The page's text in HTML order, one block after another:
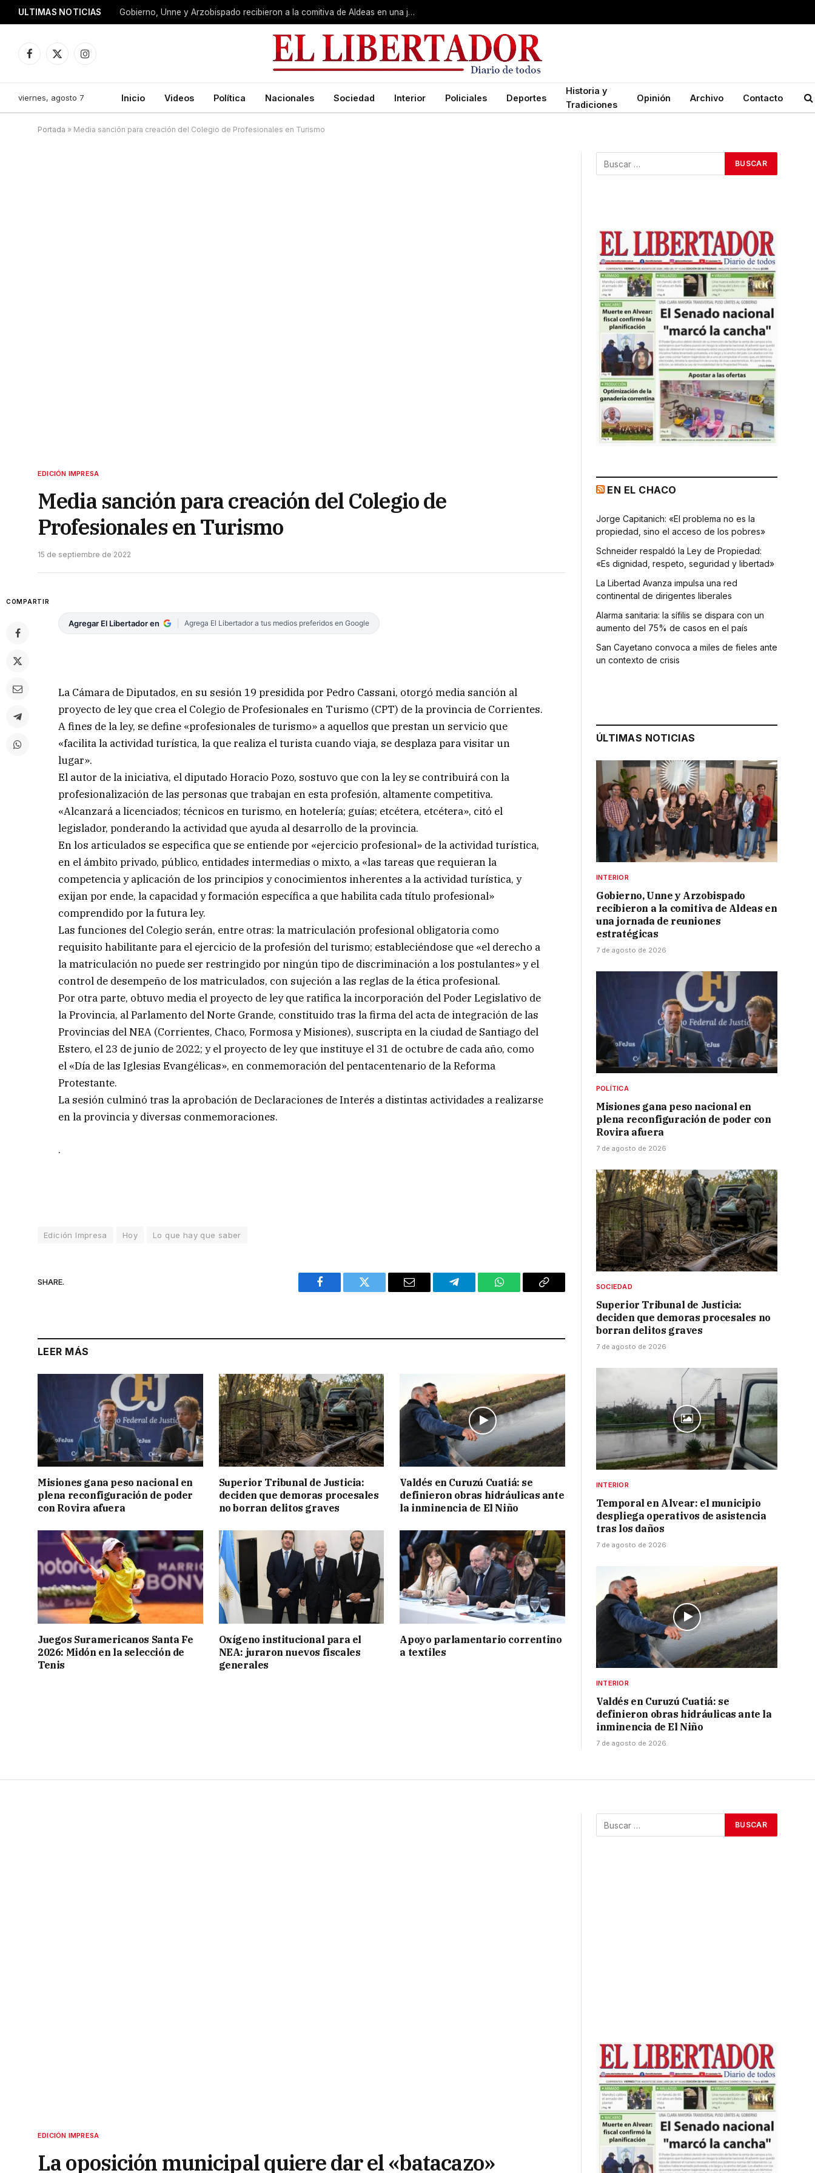
ULTIMAS NOTICIAS Gobierno, Unne y Arzobispado recibieron a la comitiva de Aldeas en una jornada de reuniones estratégicas
Facebook
X
Instagram
viernes, agosto 7 Inicio Videos Política Nacionales Sociedad Interior Policiales Deportes
Historia y
Tradiciones
Opinión Archivo Contacto
Portada » Media sanción para creación del Colegio de Profesionales en Turismo
EDICIÓN IMPRESA
Media sanción para creación del Colegio de
Profesionales en Turismo
15 de septiembre de 2022
COMPARTIR
Agregar El Libertador en Agrega El Libertador a tus medios preferidos en Google
La Cámara de Diputados, en su sesión 19 presidida por Pedro Cassani, otorgó media sanción al
proyecto de ley que crea el Colegio de Profesionales en Turismo (CPT) de la provincia de Corrientes.
A fines de la ley, se define «profesionales de turismo» a aquellos que prestan un servicio que
«facilita la actividad turística, la que realiza el turista cuando viaja, se desplaza para visitar un
lugar».
El autor de la iniciativa, el diputado Horacio Pozo, sostuvo que con la ley se contribuirá con la
profesionalización de las personas que trabajan en esta profesión, altamente competitiva.
«Alcanzará a licenciados; técnicos en turismo, en hotelería; guías; etcétera, etcétera», citó el
legislador, ponderando la actividad que ayuda al desarrollo de la provincia.
En los articulados se especifica que se entiende por «ejercicio profesional» de la actividad turística,
en el ámbito privado, público, entidades intermedias o mixto, a «las tareas que requieran la
competencia y aplicación de los principios y conocimientos inherentes a la actividad turística, y
exijan por ende, la capacidad y formación específica a que habilita cada título profesional»
comprendido por la futura ley.
Las funciones del Colegio serán, entre otras: la matriculación profesional obligatoria como
requisito habilitante para el ejercicio de la profesión del turismo; estableciéndose que «el derecho a
la matriculación no puede ser restringido por ningún tipo de discriminación a los postulantes» y el
control de desempeño de los matriculados, con sujeción a las reglas de la ética profesional.
Por otra parte, obtuvo media el proyecto de ley que ratifica la incorporación del Poder Legislativo de
la Provincia, al Parlamento del Norte Grande, constituido tras la firma del acta de integración de las
Provincias del NEA (Corrientes, Chaco, Formosa y Misiones), suscripta en la ciudad de Santiago del
Estero, el 23 de junio de 2022; y el proyecto de ley que instituye el 31 de octubre de cada año, como
el «Día de las Iglesias Evangélicas», en conmemoración del pentacentenario de la Reforma
Protestante.
La sesión culminó tras la aprobación de Declaraciones de Interés a distintas actividades a realizarse
en la provincia y diversas conmemoraciones.
.
Edición Impresa Hoy Lo que hay que saber
SHARE.
Facebook Twitter Email Telegram WhatsAppCopy
LEER MÁS
Misiones gana peso nacional en
plena reconfiguración de poder
con Rovira afuera
Superior Tribunal de Justicia:
deciden que demoras procesales
no borran delitos graves
Valdés en Curuzú Cuatiá: se
definieron obras hidráulicas ante
la inminencia de El Niño
Juegos Suramericanos Santa Fe
2026: Midón en la selección de
Tenis
Oxígeno institucional para el
NEA: juraron nuevos fiscales
generales
Apoyo parlamentario correntino
a textiles
EN EL CHACO
Jorge Capitanich: «El problema no es la
propiedad, sino el acceso de los pobres»
Schneider respaldó la Ley de Propiedad:
«Es dignidad, respeto, seguridad y libertad»
La Libertad Avanza impulsa una red
continental de dirigentes liberales
Alarma sanitaria: la sífilis se dispara con un
aumento del 75% de casos en el país
San Cayetano convoca a miles de fieles ante
un contexto de crisis
ÚLTIMAS NOTICIAS
INTERIOR
Gobierno, Unne y Arzobispado
recibieron a la comitiva de Aldeas en
una jornada de reuniones
estratégicas
7 de agosto de 2026
POLÍTICA
Misiones gana peso nacional en
plena reconfiguración de poder con
Rovira afuera
7 de agosto de 2026
SOCIEDAD
Superior Tribunal de Justicia:
deciden que demoras procesales no
borran delitos graves
7 de agosto de 2026
INTERIOR
Temporal en Alvear: el municipio
despliega operativos de asistencia
tras los daños
7 de agosto de 2026
INTERIOR
Valdés en Curuzú Cuatiá: se
definieron obras hidráulicas ante la
inminencia de El Niño
7 de agosto de 2026
EDICIÓN IMPRESA
La oposición municipal quiere dar el «batacazo»